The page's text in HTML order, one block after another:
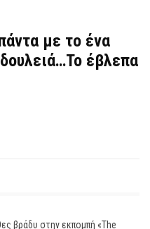
με το ένα
έβλεπα
βράδυ στην εκπομπή «The